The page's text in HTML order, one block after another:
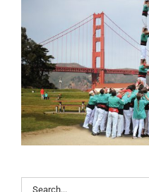
Search